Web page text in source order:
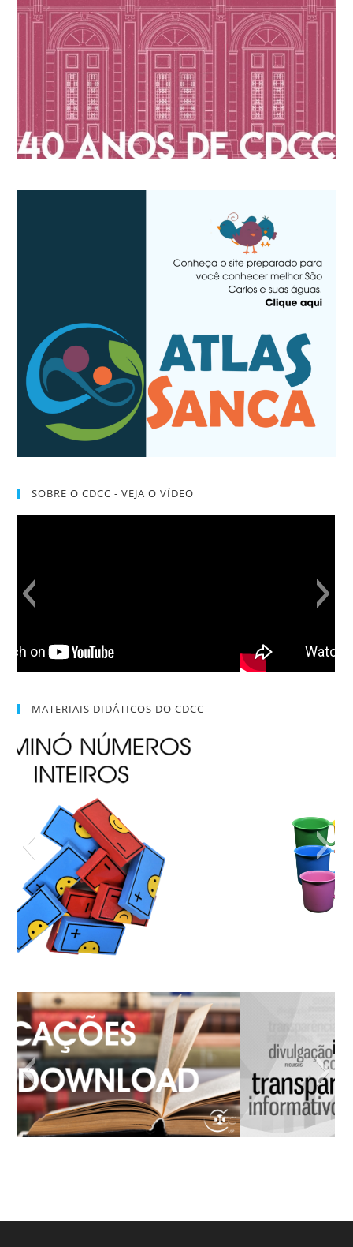
SOBRE O CDCC - VEJA O VÍDEO
MATERIAIS DIDÁTICOS DO CDCC